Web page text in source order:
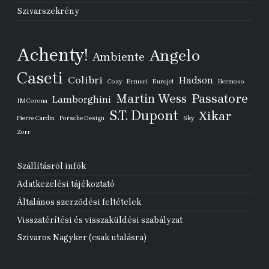
Szivarszekrény
Achenty! Ambiente Angelo
Caseti Colibri Cozy Ermuri Eurojet Hadson Hermoso
IM Corona Lamborghini Martin Wess Passatore
Pierre Cardin Porsche Design S.T. Dupont Sky Xikar
Zorr
Szállításról infók
Adatkezelési tájékoztató
Általános szerződési feltételek
Visszatérítési és visszaküldési szabályzat
Szivaros Nagyker (csak utalásra)